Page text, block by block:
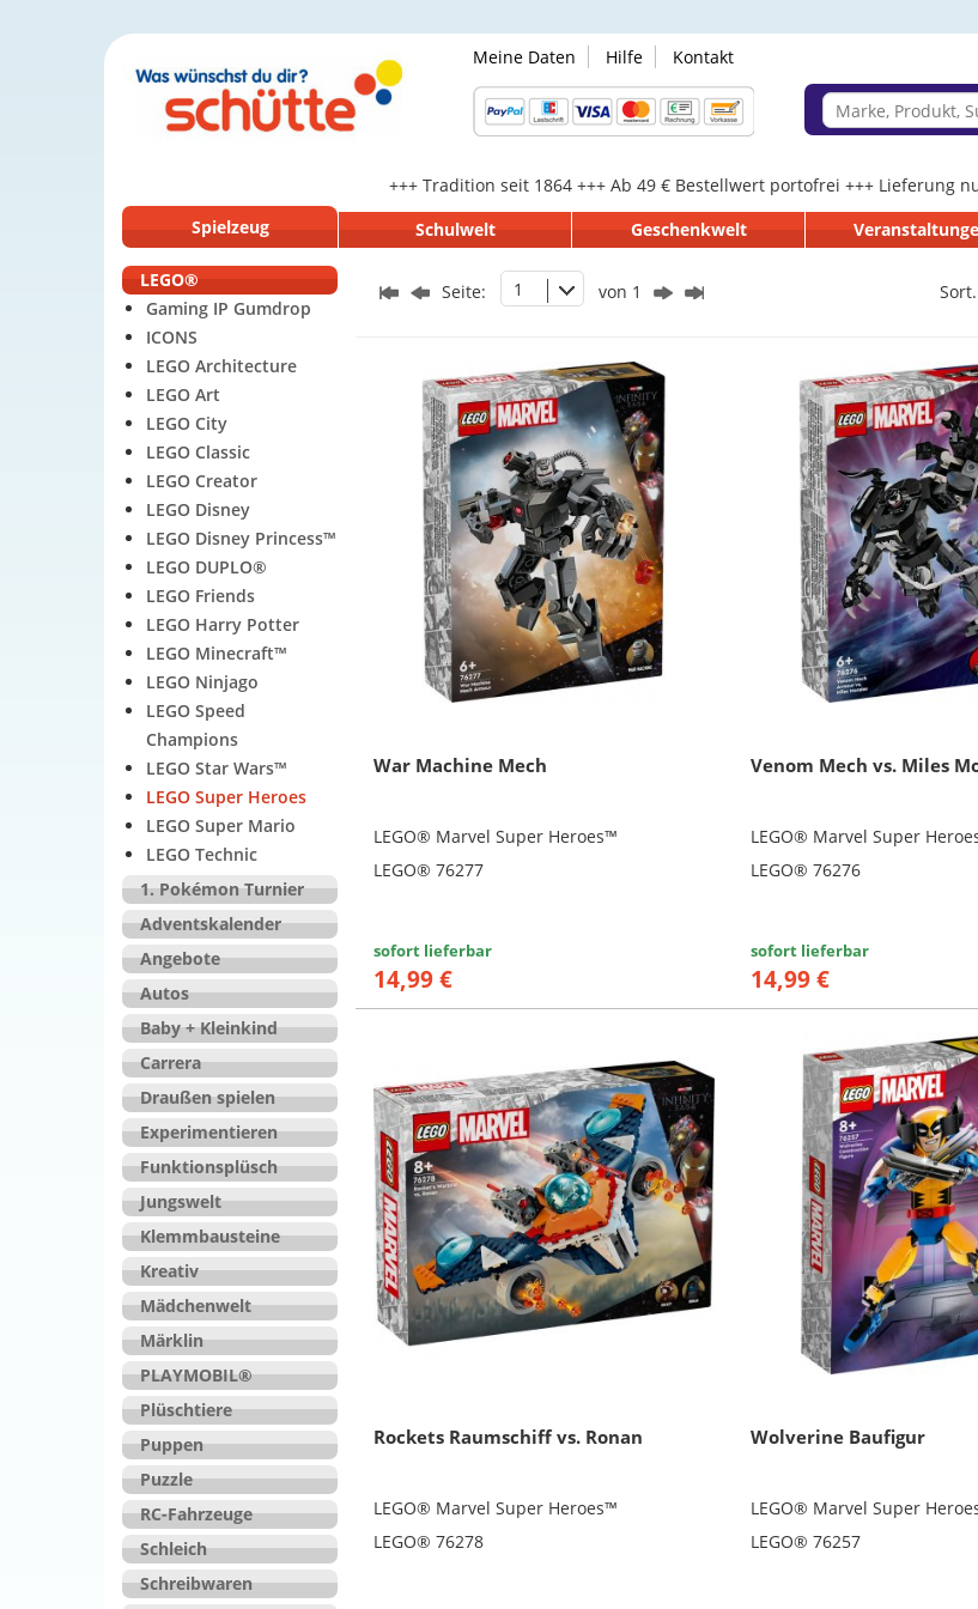
Meine Daten Hilfe Kontakt
+++ Tradition seit 1864 +++ Ab 49 € Bestellwert portofrei +++ Lieferung
Spielzeug
Schulwelt Geschenkwelt
LEGO®
Gaming IP Gumdrop
ICONS
LEGO Architecture
LEGO Art
LEGO City
LEGO Classic
LEGO Creator
LEGO Disney
LEGO Disney Princess™
LEGO DUPLO®
LEGO Friends
LEGO Harry Potter
LEGO Minecraft™
LEGO Ninjago
LEGO Speed
Champions
LEGO Star Wars™
LEGO Super Heroes
LEGO Super Mario
LEGO Technic
1. Pokémon Turnier
Adventskalender
Angebote
Autos
Baby + Kleinkind
Carrera
Draußen spielen
Experimentieren
Funktionsplüsch
Jungswelt
Klemmbausteine
Kreativ
Mädchenwelt
Märklin
PLAYMOBIL®
Plüschtiere
Puppen
Puzzle
RC-Fahrzeuge
Schleich
Schreibwaren
Seite: 1 von 1
War Machine Mech
LEGO® Marvel Super Heroes™
LEGO® 76277
sofort lieferbar
14,99 €
Venom Mech vs. Miles
LEGO® Marvel Super
LEGO® 76276
sofort lieferbar
14,99 €
Rockets Raumschiff vs. Ronan
LEGO® Marvel Super Heroes™
LEGO® 76278
Wolverine Baufigur
LEGO® Marvel Super
LEGO® 76257